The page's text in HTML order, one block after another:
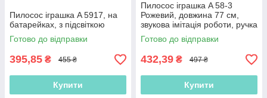
Пилосос іграшка A 5917, на
батарейках, з підсвіткою
Готово до відправки
395,85 ₴ 455 ₴
Купити
Пилосос іграшка A 58-3
Рожевий, довжина 77 см,
звукова імітація роботи, ручка
для перенесення, на
батарейках
Готово до відправки
432,39 ₴ 497 ₴
Купити